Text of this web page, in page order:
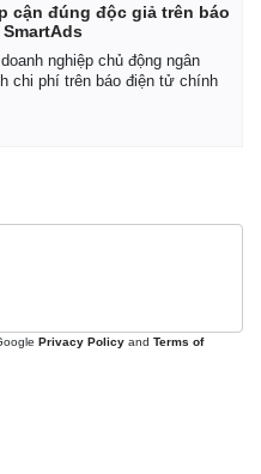
cận đúng độc giả trên báo
nghiệp chủ động ngân
chi phí trên báo điện tử chính
Privacy Policy and Terms of